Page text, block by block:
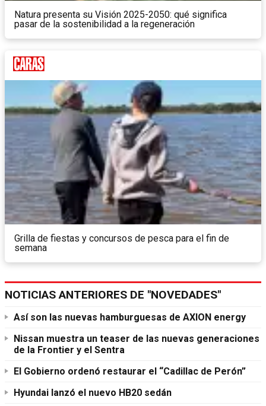
Natura presenta su Visión 2025-2050: qué significa
pasar de la sostenibilidad a la regeneración
Grilla de fiestas y concursos de pesca para el fin de
semana
NOTICIAS ANTERIORES DE "NOVEDADES"
Así son las nuevas hamburguesas de AXION energy
Nissan muestra un teaser de las nuevas generaciones
de la Frontier y el Sentra
El Gobierno ordenó restaurar el “Cadillac de Perón”
Hyundai lanzó el nuevo HB20 sedán